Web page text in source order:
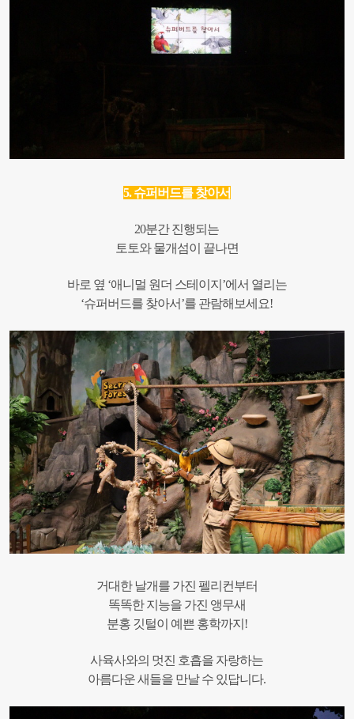
5. 슈퍼버드를 찾아서
20분간 진행되는
토토와 물개섬이 끝나면
바로 옆 ‘애니멀 원더 스테이지’에서 열리는
‘슈퍼버드를 찾아서’를 관람해보세요!
거대한 날개를 가진 펠리컨부터
똑똑한 지능을 가진 앵무새
분홍 깃털이 예쁜 홍학까지!
사육사와의 멋진 호흡을 자랑하는
아름다운 새들을 만날 수 있답니다.